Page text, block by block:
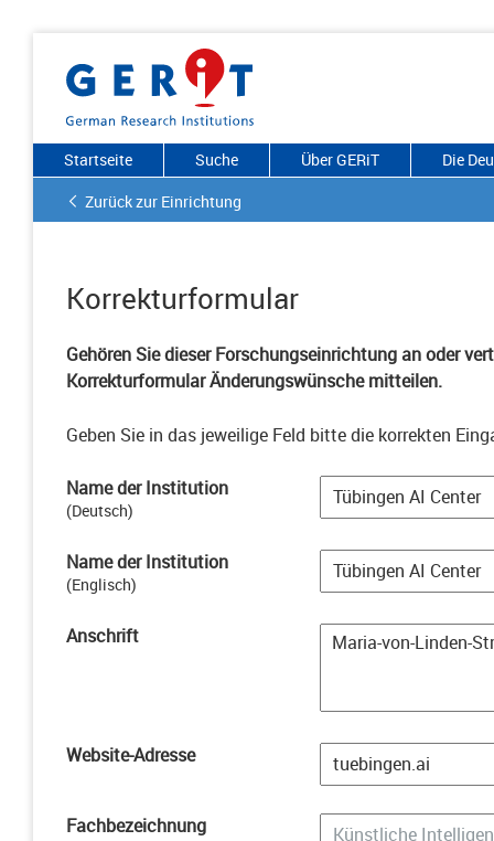
Startseite Suche Über GERiT
Die
Zurück zur Einrichtung
Korrekturformular
Gehören Sie dieser Forschungseinrichtung an oder
Korrekturformular Änderungswünsche mitteilen.
Geben Sie in das jeweilige Feld bitte die korrekten
Name der Institution
(Deutsch)
Name der Institution
(Englisch)
Anschrift
Website-Adresse
Fachbezeichnung